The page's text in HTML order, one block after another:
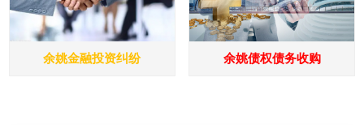
余姚金融投资纠纷 余姚债权债务收购